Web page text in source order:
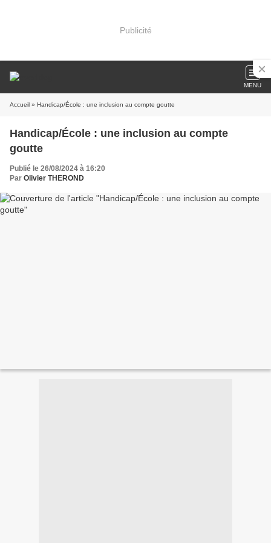
Publicité
MENU
Accueil » Handicap/École : une inclusion au compte goutte
Handicap/École : une inclusion au compte
goutte
Publié le 26/08/2024 à 16:20
Par Olivier THEROND